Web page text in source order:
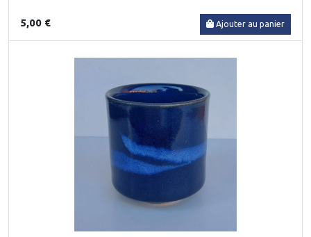
5,00 € Ajouter au panier